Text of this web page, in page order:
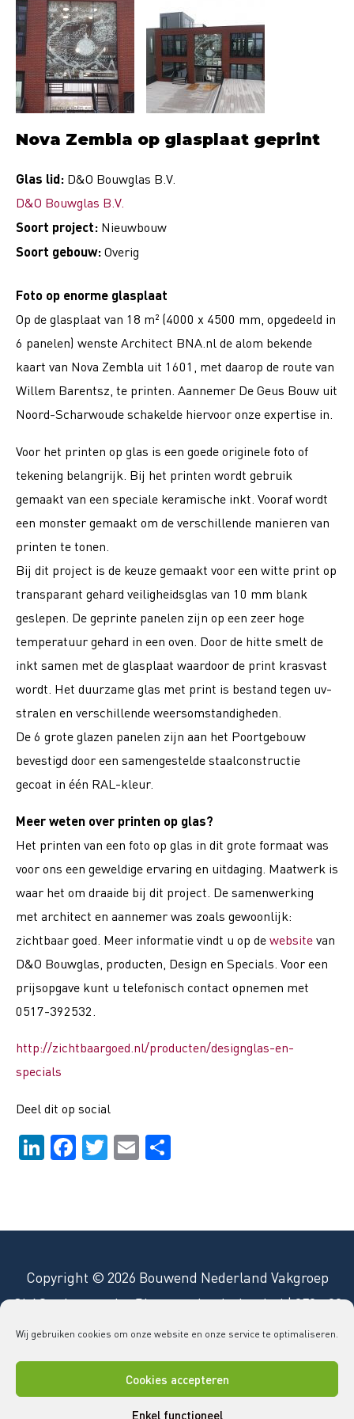
Wij gebruiken cookies om onze website en onze service te optimaliseren.
Cookies accepteren
Enkel functioneel
Nova Zembla op glasplaat geprint
Glas lid: D&O Bouwglas B.V.
D&O Bouwglas B.V.
Soort project: Nieuwbouw
Soort gebouw: Overig
Foto op enorme glasplaat
Op de glasplaat van 18 m² (4000 x 4500 mm, opgedeeld in
6 panelen) wenste Architect BNA.nl de alom bekende
kaart van Nova Zembla uit 1601, met daarop de route van
Willem Barentsz, te printen. Aannemer De Geus Bouw uit
Noord-Scharwoude schakelde hiervoor onze expertise in.
Voor het printen op glas is een goede originele foto of
tekening belangrijk. Bij het printen wordt gebruik
gemaakt van een speciale keramische inkt. Vooraf wordt
een monster gemaakt om de verschillende manieren van
printen te tonen.
Bij dit project is de keuze gemaakt voor een witte print op
transparant gehard veiligheidsglas van 10 mm blank
geslepen. De geprinte panelen zijn op een zeer hoge
temperatuur gehard in een oven. Door de hitte smelt de
inkt samen met de glasplaat waardoor de print krasvast
wordt. Het duurzame glas met print is bestand tegen uv-
stralen en verschillende weersomstandigheden.
De 6 grote glazen panelen zijn aan het Poortgebouw
bevestigd door een samengestelde staalconstructie
gecoat in één RAL-kleur.
Meer weten over printen op glas?
Het printen van een foto op glas in dit grote formaat was
voor ons een geweldige ervaring en uitdaging. Maatwerk is
waar het om draaide bij dit project. De samenwerking
met architect en aannemer was zoals gewoonlijk:
zichtbaar goed. Meer informatie vindt u op de website van
D&O Bouwglas, producten, Design en Specials. Voor een
prijsopgave kunt u telefonisch contact opnemen met
0517-392532.
http://zichtbaargoed.nl/producten/designglas-en-
specials
Deel dit op social
LinkedIn
Facebook
Twitter
Email
Copyright © 2026 Bouwend Nederland Vakgroep
GLASvakgroepglas@bouwendnederland.nl|079 - 32
52 220
Cookies